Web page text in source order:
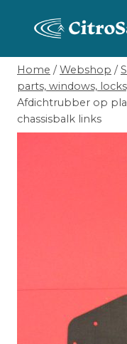
Home / Webshop /
parts, windows,
Afdichtrubber op
chassisbalk links